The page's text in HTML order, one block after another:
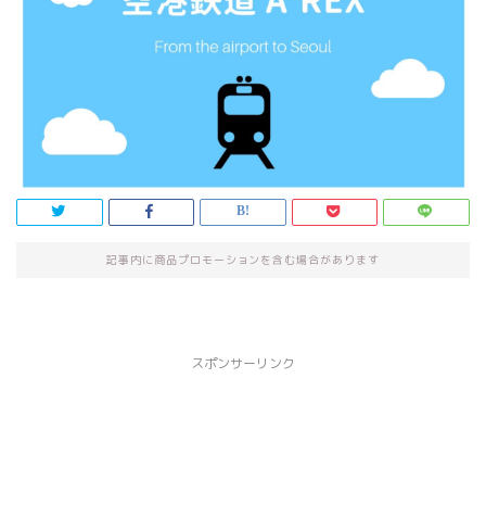
記事内に商品プロモーションを含む場合があります
スポンサーリンク